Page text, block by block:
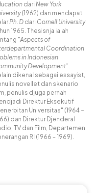
dari New York
(1962) dan mendapat
Ph. D dari Cornell University
1965. Thesisnja ialah
"Aspects of
Coordination
in Indonesian
Development".
dikenal sebagai essayist,
novellet dan skenario
penulis djuga pernah
Direktur Eksekutif
Universitas" (1964 –
dan Direktur Djenderal
TV dan Film, Departemen
RI (1966 – 1969).